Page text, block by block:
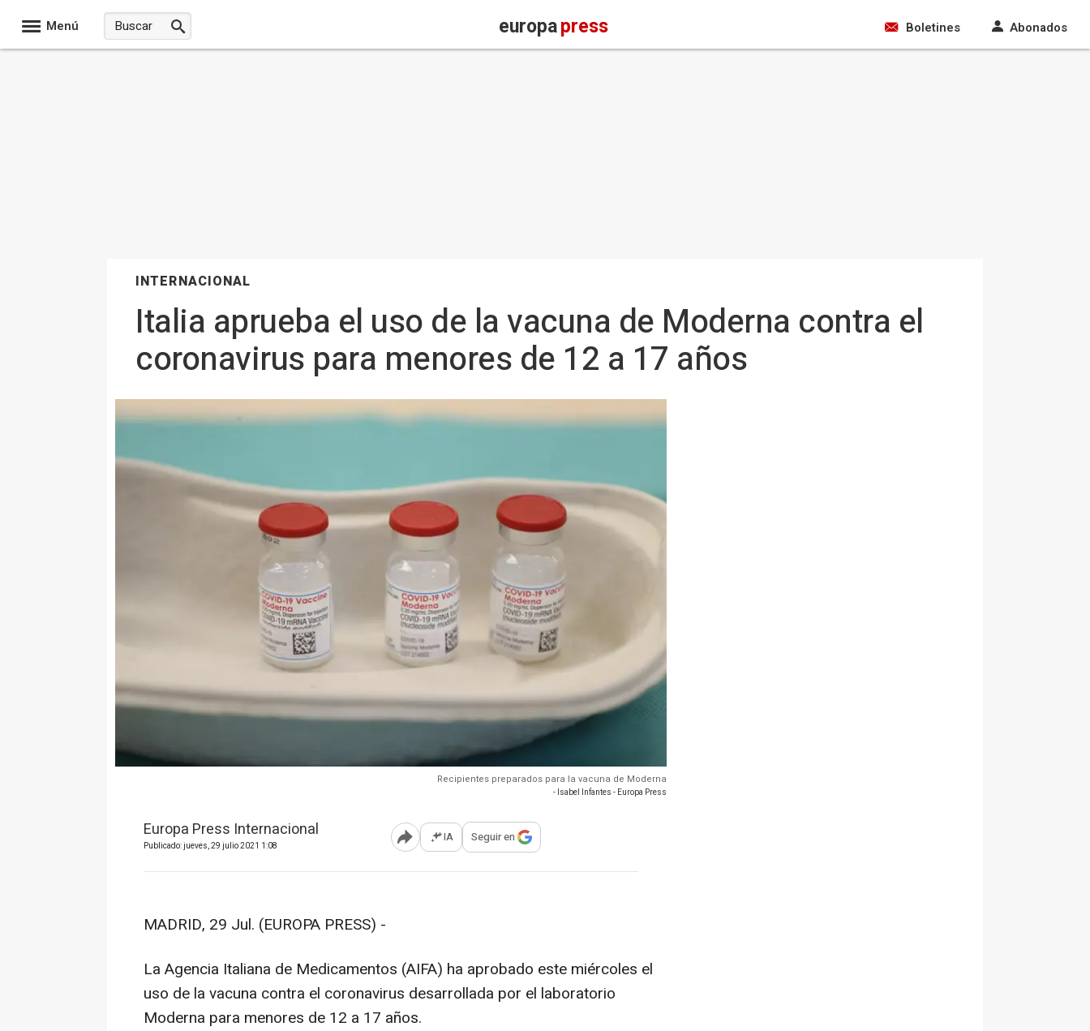
Menú europapress Boletines Abonados
INTERNACIONAL
Italia aprueba el uso de la vacuna de Moderna contra el
coronavirus para menores de 12 a 17 años
Recipientes preparados para la vacuna de Moderna
- Isabel Infantes - Europa Press
Europa Press Internacional
Publicado: jueves, 29 julio 2021 1:08 Abrir opciones para compartir
IA Seguir en
MADRID, 29 Jul. (EUROPA PRESS) -
La Agencia Italiana de Medicamentos (AIFA) ha aprobado este miércoles el
uso de la vacuna contra el coronavirus desarrollada por el laboratorio
Moderna para menores de 12 a 17 años.